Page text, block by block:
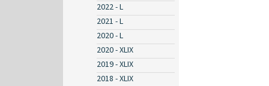
2022 - L
2021 - L
2020 - L
2020 - XLIX
2019 - XLIX
2018 - XLIX